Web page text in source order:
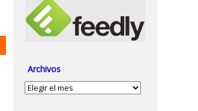
Archivos
Archivos